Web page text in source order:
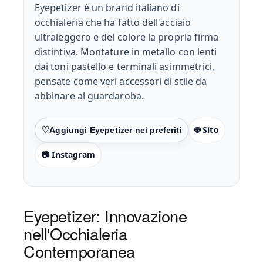
Eyepetizer è un brand italiano di
occhialeria che ha fatto dell'acciaio
ultraleggero e del colore la propria firma
distintiva. Montature in metallo con lenti
dai toni pastello e terminali asimmetrici,
pensate come veri accessori di stile da
abbinare al guardaroba.
Preferiti 🌐 Sito
📷 Instagram
Eyepetizer: Innovazione
nell'Occhialeria
Contemporanea